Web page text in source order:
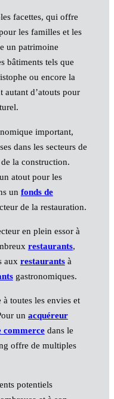
facettes, qui offre
les familles et les
un patrimoine
bâtiments tels que
ou encore la
autant d’atouts pour
important,
dans les secteurs de
la construction.
atout pour les
un fonds de
de la restauration.
en plein essor à
restaurants,
aux restaurantsà
gastronomiques.
toutes les envies et
un acquéreur
commercedans le
offre de multiples
potentiels